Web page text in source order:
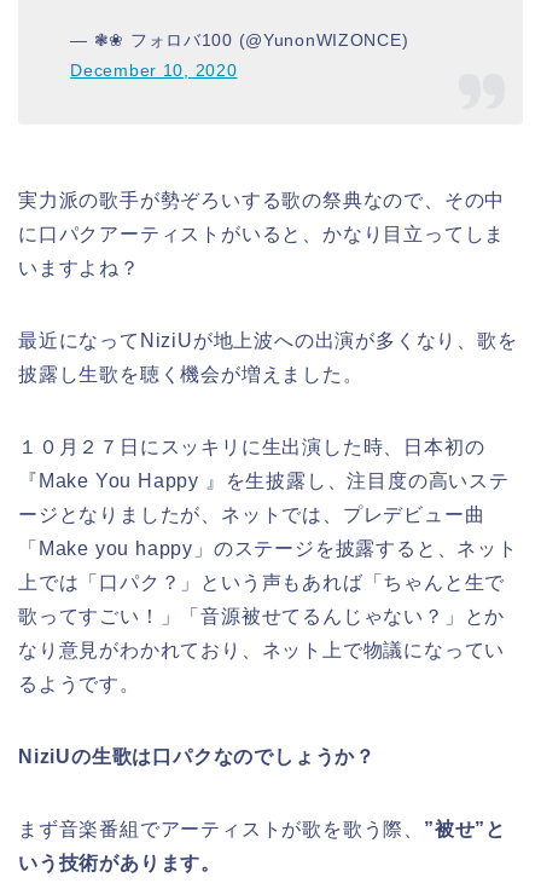
— ❃❀ フォロバ100 (@YunonWIZONCE)
December 10, 2020
実力派の歌手が勢ぞろいする歌の祭典なので、その中
に口パクアーティストがいると、かなり目立ってしま
いますよね？
最近になってNiziUが地上波への出演が多くなり、歌を
披露し生歌を聴く機会が増えました。
１０月２７日にスッキリに生出演した時、日本初の
『Make You Happy 』を生披露し、注目度の高いステ
ージとなりましたが、ネットでは、プレデビュー曲
「Make you happy」のステージを披露すると、ネット
上では「口パク？」という声もあれば「ちゃんと生で
歌ってすごい！」「音源被せてるんじゃない？」とか
なり意見がわかれており、ネット上で物議になってい
るようです。
NiziUの生歌は口パクなのでしょうか？
まず音楽番組でアーティストが歌を歌う際、 ”被せ”と
いう技術があります。